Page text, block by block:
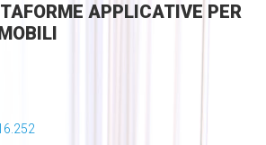
APPLICATIVE PER